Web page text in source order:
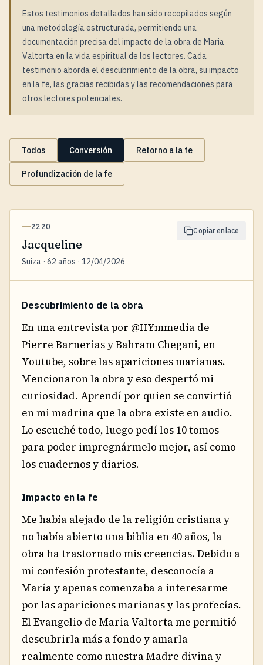
Estos testimonios detallados han sido recopilados según
una metodología estructurada, permitiendo una
documentación precisa del impacto de la obra de Maria
Valtorta en la vida espiritual de los lectores. Cada
testimonio aborda el descubrimiento de la obra, su impacto
en la fe, las gracias recibidas y las recomendaciones para
otros lectores potenciales.
Todos Conversión Retorno a la fe
Profundización de la fe
2220
Jacqueline
Suiza · 62 años · 12/04/2026
Copiar enlace
Descubrimiento de la obra
En una entrevista por @HYmmedia de
Pierre Barnerias y Bahram Chegani, en
Youtube, sobre las apariciones marianas.
Mencionaron la obra y eso despertó mi
curiosidad. Aprendí por quien se convirtió
en mi madrina que la obra existe en audio.
Lo escuché todo, luego pedí los 10 tomos
para poder impregnármelo mejor, así como
los cuadernos y diarios.
Impacto en la fe
Me había alejado de la religión cristiana y
no había abierto una biblia en 40 años, la
obra ha trastornado mis creencias. Debido a
mi confesión protestante, desconocía a
María y apenas comenzaba a interesarme
por las apariciones marianas y las profecías.
El Evangelio de Maria Valtorta me permitió
descubrirla más a fondo y amarla
realmente como nuestra Madre divina y